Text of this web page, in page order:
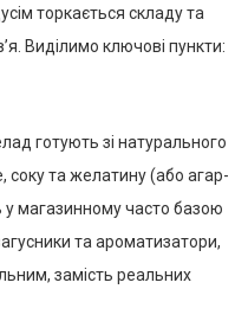
торкається складу та
Виділимо ключові пункти:
готують зі натурального
соку та желатину (або агар-
у магазинному часто базою
та ароматизатори,
замість реальних